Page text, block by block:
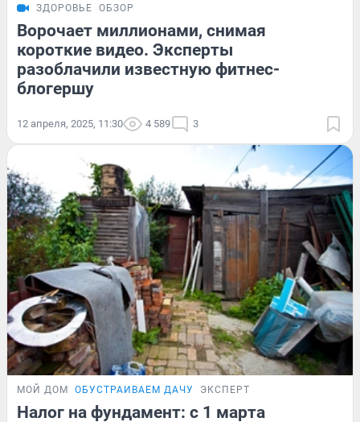
ЗДОРОВЬЕ ОБЗОР
Ворочает миллионами, снимая
короткие видео. Эксперты
разоблачили известную фитнес-
блогершу
12 апреля, 2025, 11:30 4 589 3
МОЙ ДОМ ОБУСТРАИВАЕМ ДАЧУ ЭКСПЕРТ
Налог на фундамент: с 1 марта